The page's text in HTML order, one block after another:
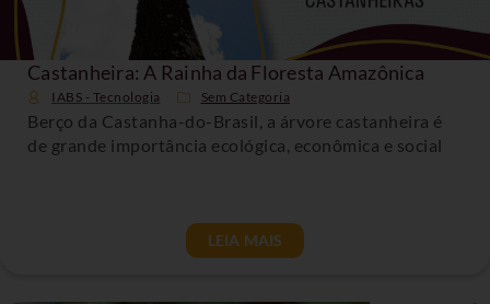
Castanheira: A Rainha da Floresta Amazônica
IABS - Tecnologia Sem Categoria
Berço da Castanha-do-Brasil, a árvore castanheira é
de grande importância ecológica, econômica e social
LEIA MAIS